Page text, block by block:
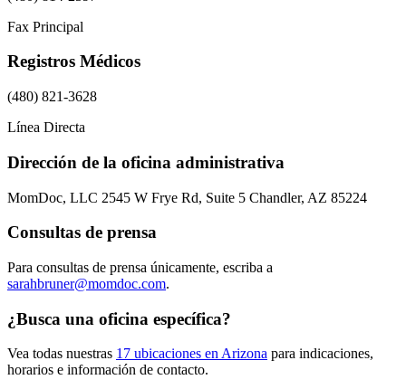
Fax Principal
Registros Médicos
(480) 821-3628
Línea Directa
Dirección de la oficina administrativa
MomDoc, LLC 2545 W Frye Rd, Suite 5 Chandler, AZ 85224
Consultas de prensa
Para consultas de prensa únicamente, escriba a
sarahbruner@momdoc.com.
¿Busca una oficina específica?
Vea todas nuestras 17 ubicaciones en Arizona para indicaciones,
horarios e información de contacto.